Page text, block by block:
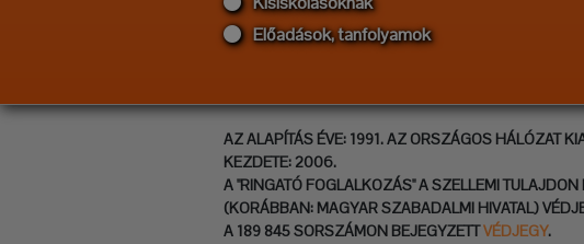
Előadások, tanfolyamok
AZ ALAPÍTÁS ÉVE: 1991. AZ ORSZÁGOS HÁLÓZAT
KEZDETE: 2006.
A "RINGATÓ FOGLALKOZÁS" A SZELLEMI TULAJDON
(KORÁBBAN: MAGYAR SZABADALMI HIVATAL)
A 189 845 SORSZÁMON BEJEGYZETTVÉDJEGY.